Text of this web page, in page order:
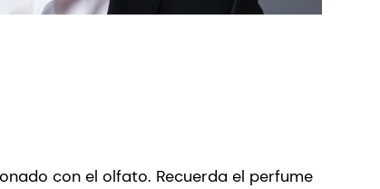
con el olfato. Recuerda el perfume